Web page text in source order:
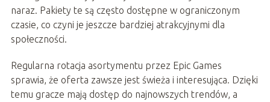
naraz. Pakiety te są często dostępne w ograniczonym
czasie, co czyni je jeszcze bardziej atrakcyjnymi dla
społeczności.
Regularna rotacja asortymentu przez Epic Games
sprawia, że oferta zawsze jest świeża i interesująca. Dzięki
temu gracze mają dostęp do najnowszych trendów, a